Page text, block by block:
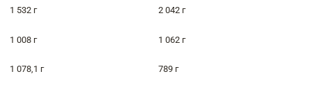
1 532 г 2 042 г
1 008 г 1 062 г
1 078,1 г 789 г